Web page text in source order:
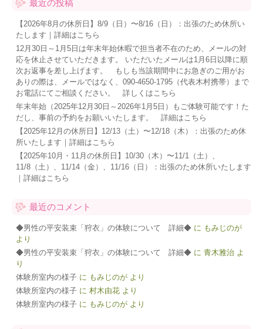
g
最近の投稿
【2026年8月の休所日】8/9（日）〜8/16（日）：出張のため休所い
たします｜詳細はこちら
12月30日～1月5日は年末年始休暇で担当者不在のため、メールの対
応を休止させていただきます。 いただいたメールは1月6日以降に順
次お返事を差し上げます。 もしも当該期間中にお急ぎのご用がお
ありの際は、メールではなく、090-4650-1795（代表木村携帯）まで
お電話にてご相談ください。 詳しくはこちら
年末年始（2025年12月30日～2026年1月5日）もご体験可能です！た
だし、事前の予約をお願いいたします。 詳細はこちら
【2025年12月の休所日】12/13（土）〜12/18（木）：出張のため休
所いたします｜詳細はこちら
【2025年10月・11月の休所日】10/30（木）〜11/1（土）、
11/8（土）、11/14（金）、11/16（日）：出張のため休所いたします
｜詳細はこちら
最近のコメント
◆男性の平安装束「狩衣」の体験について 詳細◆ に もみじのが
より
◆男性の平安装束「狩衣」の体験について 詳細◆ に 青木雅治 よ
り
体験所室内の様子 に もみじのが より
体験所室内の様子 に 村木由花 より
体験所室内の様子 に もみじのが より